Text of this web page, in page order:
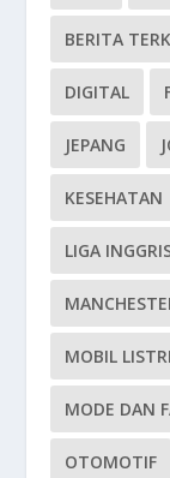
BERITA
DIGITAL
JEPANG
KESEHATAN
LIGA
MOBIL
MODE DAN
OTOMOTIF